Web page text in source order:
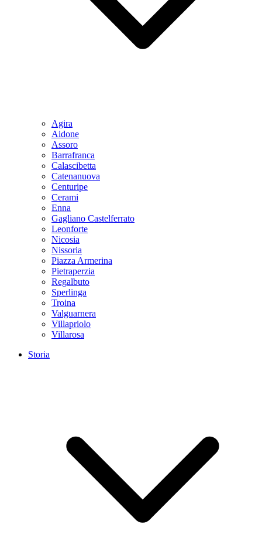
Agira
Aidone
Assoro
Barrafranca
Calascibetta
Catenanuova
Centuripe
Cerami
Enna
Gagliano Castelferrato
Leonforte
Nicosia
Nissoria
Piazza Armerina
Pietraperzia
Regalbuto
Sperlinga
Troina
Valguarnera
Villapriolo
Villarosa
Storia